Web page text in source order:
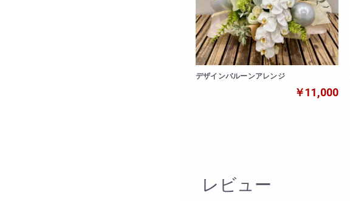
デザインバルーンアレンジ
￥11,000
レビュー